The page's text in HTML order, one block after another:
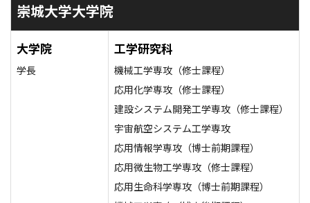
崇城大学大学院
大学院
学長
工学研究科
機械工学専攻（修士課程）
応用化学専攻（修士課程）
建設システム開発工学専攻（修士課程）
宇宙航空システム工学専攻
応用情報学専攻（博士前期課程）
応用微生物工学専攻（修士課程）
応用生命科学専攻（博士前期課程）